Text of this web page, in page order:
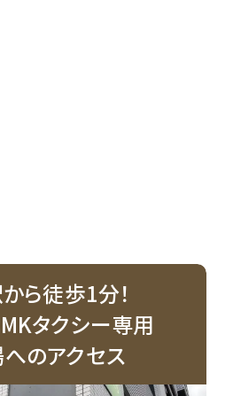
ら徒歩1分！
タクシー専用
のアクセス